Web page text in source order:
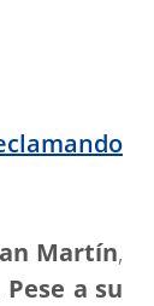
Martín,
Pese a su